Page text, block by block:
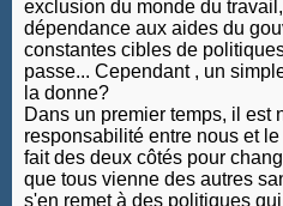
exclusion du monde du
dépendance aux aides du
constantes cibles de
passe... Cependant , un
la donne?
Dans un premier temps, il est
responsabilité entre nous et
fait des deux côtés pour
que tous vienne des autres
s'en remet à des politiques